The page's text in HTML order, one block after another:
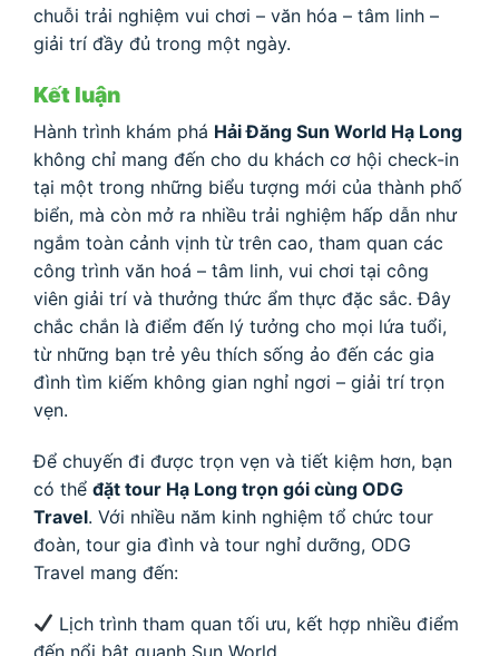
chuỗi trải nghiệm vui chơi – văn hóa – tâm linh –
giải trí đầy đủ trong một ngày.
Kết luận
Hành trình khám phá Hải Đăng Sun World Hạ Long
không chỉ mang đến cho du khách cơ hội check-in
tại một trong những biểu tượng mới của thành phố
biển, mà còn mở ra nhiều trải nghiệm hấp dẫn như
ngắm toàn cảnh vịnh từ trên cao, tham quan các
công trình văn hoá – tâm linh, vui chơi tại công
viên giải trí và thưởng thức ẩm thực đặc sắc. Đây
chắc chắn là điểm đến lý tưởng cho mọi lứa tuổi,
từ những bạn trẻ yêu thích sống ảo đến các gia
đình tìm kiếm không gian nghỉ ngơi – giải trí trọn
vẹn.
Để chuyến đi được trọn vẹn và tiết kiệm hơn, bạn
có thể đặt tour Hạ Long trọn gói cùng ODG
Travel. Với nhiều năm kinh nghiệm tổ chức tour
đoàn, tour gia đình và tour nghỉ dưỡng, ODG
Travel mang đến:
Lịch trình tham quan tối ưu, kết hợp nhiều điểm
đến nổi bật quanh Sun World.